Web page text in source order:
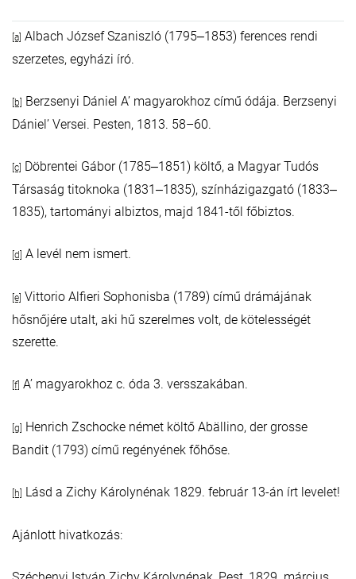
[a] Albach József Szaniszló (1795‒1853) ferences rendi
szerzetes, egyházi író.
[b] Berzsenyi Dániel A’ magyarokhoz című ódája. Berzsenyi
Dániel’ Versei. Pesten, 1813. 58–60.
[c] Döbrentei Gábor (1785‒1851) költő, a Magyar Tudós
Társaság titoknoka (1831‒1835), színházigazgató (1833‒
1835), tartományi albiztos, majd 1841-től főbiztos.
[d] A levél nem ismert.
[e] Vittorio Alfieri Sophonisba (1789) című drámájának
hősnőjére utalt, aki hű szerelmes volt, de kötelességét
szerette.
[f] A’ magyarokhoz c. óda 3. versszakában.
[g] Henrich Zschocke német költő Abällino, der grosse
Bandit (1793) című regényének főhőse.
[h] Lásd a Zichy Károlynénak 1829. február 13-án írt levelet!
Ajánlott hivatkozás: